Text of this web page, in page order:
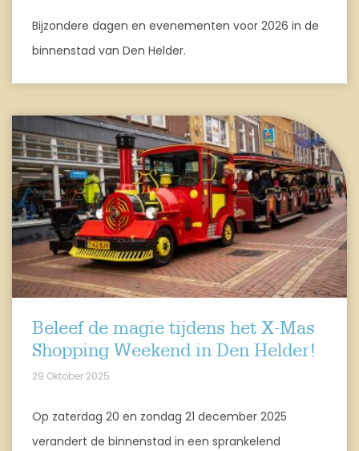
Bijzondere dagen en evenementen voor 2026 in de
binnenstad van Den Helder.
Beleef de magie tijdens het X-Mas
Shopping Weekend in Den Helder!
29 Oktober 2025
Op zaterdag 20 en zondag 21 december 2025
verandert de binnenstad in een sprankelend